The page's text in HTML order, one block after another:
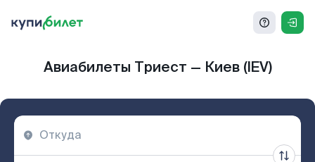
Авиабилеты Триест — Киев (IEV)